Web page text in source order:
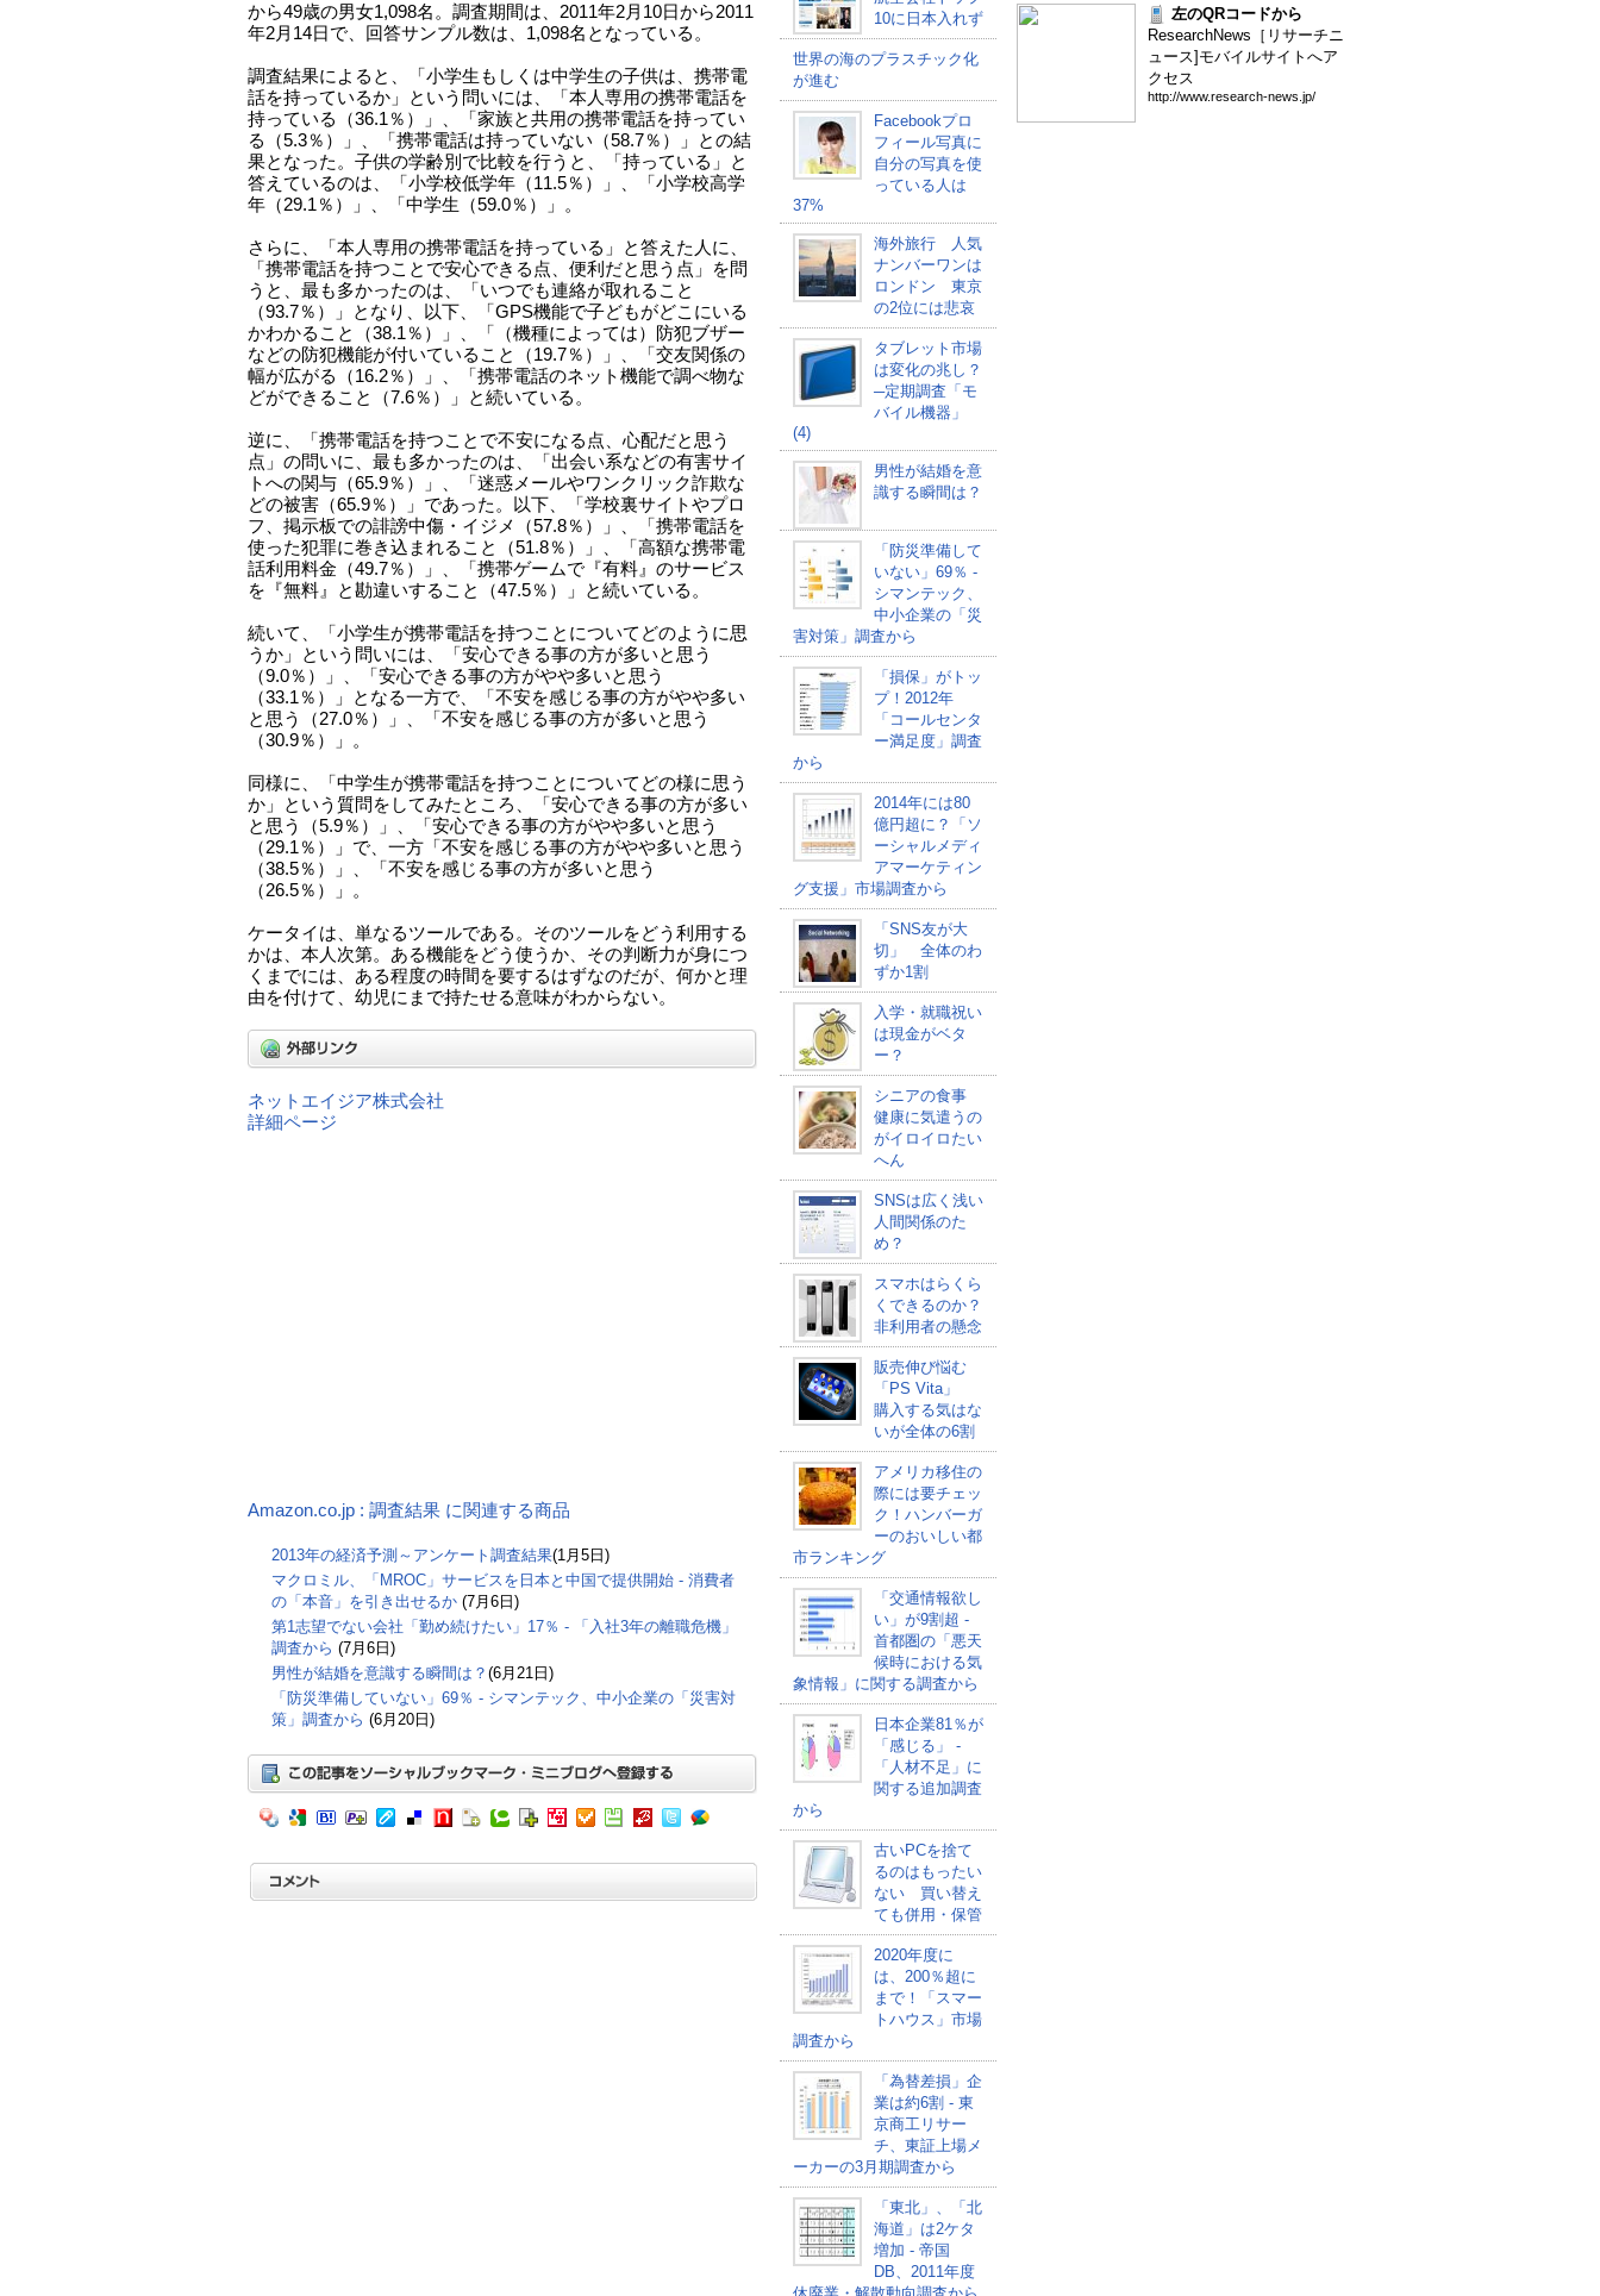
から49歳の男女1,098名。調査期間は、2011年2月10日から2011
年2月14日で、回答サンプル数は、1,098名となっている。
調査結果によると、「小学生もしくは中学生の子供は、携帯電
話を持っているか」という問いには、「本人専用の携帯電話を
持っている（36.1％）」、「家族と共用の携帯電話を持ってい
る（5.3％）」、「携帯電話は持っていない（58.7％）」との結
果となった。子供の学齢別で比較を行うと、「持っている」と
答えているのは、「小学校低学年（11.5％）」、「小学校高学
年（29.1％）」、「中学生（59.0％）」。
さらに、「本人専用の携帯電話を持っている」と答えた人に、
「携帯電話を持つことで安心できる点、便利だと思う点」を問
うと、最も多かったのは、「いつでも連絡が取れること
（93.7％）」となり、以下、「GPS機能で子どもがどこにいる
かわかること（38.1％）」、「（機種によっては）防犯ブザー
などの防犯機能が付いていること（19.7％）」、「交友関係の
幅が広がる（16.2％）」、「携帯電話のネット機能で調べ物な
どができること（7.6％）」と続いている。
逆に、「携帯電話を持つことで不安になる点、心配だと思う
点」の問いに、最も多かったのは、「出会い系などの有害サイ
トへの関与（65.9％）」、「迷惑メールやワンクリック詐欺な
どの被害（65.9％）」であった。以下、「学校裏サイトやプロ
フ、掲示板での誹謗中傷・イジメ（57.8％）」、「携帯電話を
使った犯罪に巻き込まれること（51.8％）」、「高額な携帯電
話利用料金（49.7％）」、「携帯ゲームで『有料』のサービス
を『無料』と勘違いすること（47.5％）」と続いている。
続いて、「小学生が携帯電話を持つことについてどのように思
うか」という問いには、「安心できる事の方が多いと思う
（9.0％）」、「安心できる事の方がやや多いと思う
（33.1％）」となる一方で、「不安を感じる事の方がやや多い
と思う（27.0％）」、「不安を感じる事の方が多いと思う
（30.9％）」。
同様に、「中学生が携帯電話を持つことについてどの様に思う
か」という質問をしてみたところ、「安心できる事の方が多い
と思う（5.9％）」、「安心できる事の方がやや多いと思う
（29.1％）」で、一方「不安を感じる事の方がやや多いと思う
（38.5％）」、「不安を感じる事の方が多いと思う
（26.5％）」。
ケータイは、単なるツールである。そのツールをどう利用する
かは、本人次第。ある機能をどう使うか、その判断力が身につ
くまでには、ある程度の時間を要するはずなのだが、何かと理
由を付けて、幼児にまで持たせる意味がわからない。
ネットエイジア株式会社
詳細ページ
Amazon.co.jp : 調査結果 に関連する商品
2013年の経済予測～アンケート調査結果(1月5日)
マクロミル、「MROC」サービスを日本と中国で提供開始 - 消費者
の「本音」を引き出せるか (7月6日)
第1志望でない会社「勤め続けたい」17％ - 「入社3年の離職危機」
調査から (7月6日)
男性が結婚を意識する瞬間は？ (6月21日)
「防災準備していない」69％ - シマンテック、中小企業の「災害対
策」調査から (6月20日)
10に日本入れず
世界の海のプラスチック化
が進む
Facebookプロ
フィール写真に
自分の写真を使
っている人は
37%
海外旅行 人気
ナンバーワンは
ロンドン 東京
の2位には悲哀
タブレット市場
は変化の兆し？
─定期調査「モ
バイル機器」
(4)
男性が結婚を意
識する瞬間は？
「防災準備して
いない」69％ -
シマンテック、
中小企業の「災
害対策」調査から
「損保」がトッ
プ！2012年
「コールセンタ
ー満足度」調査
から
2014年には80
億円超に？「ソ
ーシャルメディ
アマーケティン
グ支援」市場調査から
「SNS友が大
切」 全体のわ
ずか1割
入学・就職祝い
は現金がベタ
ー？
シニアの食事
健康に気遣うの
がイロイロたい
へん
SNSは広く浅い
人間関係のた
め？
スマホはらくら
くできるのか？
非利用者の懸念
販売伸び悩む
「PS Vita」
購入する気はな
いが全体の6割
アメリカ移住の
際には要チェッ
ク！ハンバーガ
ーのおいしい都
市ランキング
「交通情報欲し
い」が9割超 -
首都圏の「悪天
候時における気
象情報」に関する調査から
日本企業81％が
「感じる」 -
「人材不足」に
関する追加調査
から
古いPCを捨て
るのはもったい
ない 買い替え
ても併用・保管
2020年度に
は、200％超に
まで！「スマー
トハウス」市場
調査から
「為替差損」企
業は約6割 - 東
京商工リサー
チ、東証上場メ
ーカーの3月期調査から
「東北」、「北
海道」は2ケタ
増加 - 帝国
DB、2011年度
左のQRコードから
ResearchNews［リサーチニ
ュース]モバイルサイトへア
クセス
http://www.research-news .jp/